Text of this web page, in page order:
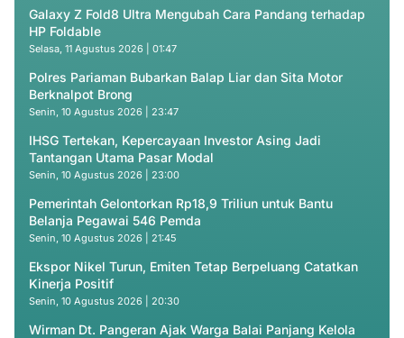
Galaxy Z Fold8 Ultra Mengubah Cara Pandang terhadap
HP Foldable
Selasa, 11 Agustus 2026 | 01:47
Polres Pariaman Bubarkan Balap Liar dan Sita Motor
Berknalpot Brong
Senin, 10 Agustus 2026 | 23:47
IHSG Tertekan, Kepercayaan Investor Asing Jadi
Tantangan Utama Pasar Modal
Senin, 10 Agustus 2026 | 23:00
Pemerintah Gelontorkan Rp18,9 Triliun untuk Bantu
Belanja Pegawai 546 Pemda
Senin, 10 Agustus 2026 | 21:45
Ekspor Nikel Turun, Emiten Tetap Berpeluang Catatkan
Kinerja Positif
Senin, 10 Agustus 2026 | 20:30
Wirman Dt. Pangeran Ajak Warga Balai Panjang Kelola